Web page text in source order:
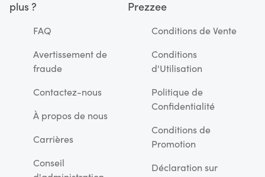
plus ?
FAQ
Avertissement de
fraude
Contactez-nous
À propos de nous
Carrières
Conseil
Prezzee
Conditions de Vente
Conditions
d'Utilisation
Politique de
Confidentialité
Conditions de
Promotion
Déclaration sur